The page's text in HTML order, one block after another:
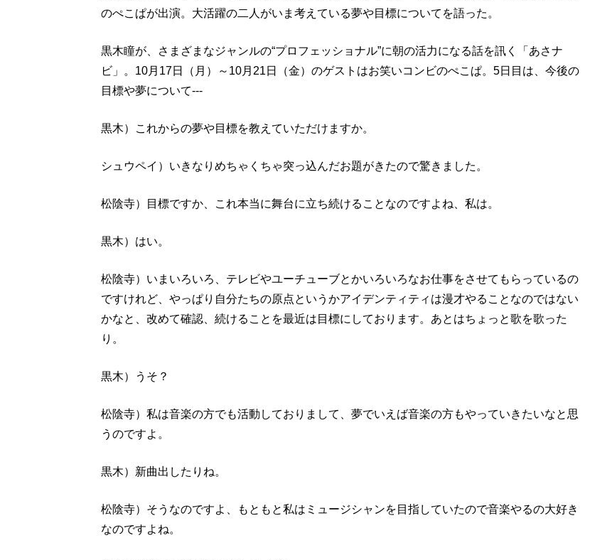
のぺこぱが出演。大活躍の二人がいま考えている夢や目標についてを語った。
黒木瞳が、さまざまなジャンルの“プロフェッショナル”に朝の活力になる話を訊く「あさナ
ビ」。10月17日（月）～10月21日（金）のゲストはお笑いコンビのぺこぱ。5日目は、今後の
目標や夢について---
黒木）これからの夢や目標を教えていただけますか。
シュウペイ）いきなりめちゃくちゃ突っ込んだお題がきたので驚きました。
松陰寺）目標ですか、これ本当に舞台に立ち続けることなのですよね、私は。
黒木）はい。
松陰寺）いまいろいろ、テレビやユーチューブとかいろいろなお仕事をさせてもらっているの
ですけれど、やっぱり自分たちの原点というかアイデンティティは漫才やることなのではない
かなと、改めて確認、続けることを最近は目標にしております。あとはちょっと歌を歌った
り。
黒木）うそ？
松陰寺）私は音楽の方でも活動しておりまして、夢でいえば音楽の方もやっていきたいなと思
うのですよ。
黒木）新曲出したりね。
松陰寺）そうなのですよ、もともと私はミュージシャンを目指していたので音楽やるの大好き
なのですよね。